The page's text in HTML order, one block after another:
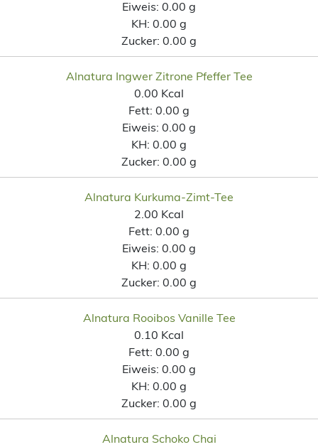
Eiweis: 0.00 g
KH: 0.00 g
Zucker: 0.00 g
Alnatura Ingwer Zitrone Pfeffer Tee
0.00 Kcal
Fett: 0.00 g
Eiweis: 0.00 g
KH: 0.00 g
Zucker: 0.00 g
Alnatura Kurkuma-Zimt-Tee
2.00 Kcal
Fett: 0.00 g
Eiweis: 0.00 g
KH: 0.00 g
Zucker: 0.00 g
Alnatura Rooibos Vanille Tee
0.10 Kcal
Fett: 0.00 g
Eiweis: 0.00 g
KH: 0.00 g
Zucker: 0.00 g
Alnatura Schoko Chai